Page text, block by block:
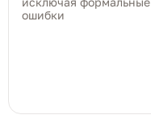
ошибки